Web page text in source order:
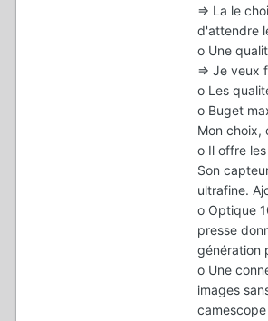
=> La le
d'attendre
o Une
=> Je veux
o Les
o Buget
Mon choix,
o Il offre
Son
ultrafine.
o Optique
presse
génération
o Une
images